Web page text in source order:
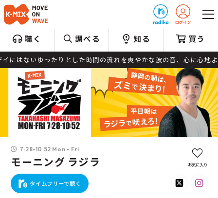
聴く 調べる 知る 買う
いゆったりとした時間の流れを爽やかな波の音、心に心地よく
7:28-10:52 Mon - Fri
モーニング ラジラ
タイムフリーで聴く
お気に入り